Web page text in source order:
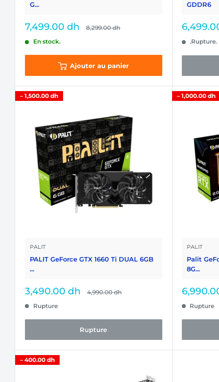
G...
Prix
7,499.00 dh
Prix
normal
8,299.00 dh
En stock.
Ajouter au panier
GDDR6
Prix
.Rupture.
– 1,500.00 dh
PALIT
PALIT GeForce GTX 1660 Ti DUAL 6GB
...
Prix
3,490.00 dh
Prix
normal
4,990.00 dh
Rupture
Rupture
– 1,000.00 dh
PALIT
Palit
8G...
Prix
Rupture
– 400.00 dh